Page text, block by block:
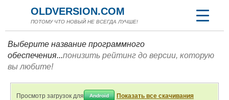
OLDVERSION.COM
ПОТОМУ ЧТО НОВЫЙ НЕ ВСЕГДА ЛУЧШЕ!
Выберите название программного
обеспечения...понизить рейтинг до версии, которую
вы любите!
Просмотр загрузок для Android Показать все скачивания